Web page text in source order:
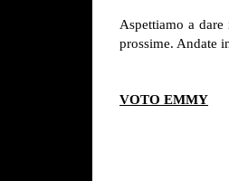
Aspettiamo a
prossime. Andate
VOTO EMMY